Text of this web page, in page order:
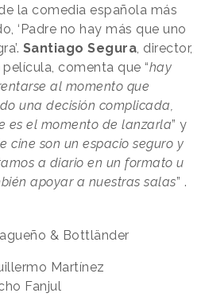
la comedia española más
‘Padre no hay más que uno
Santiago Segura, director,
comenta que “hay
al momento que
una decisión complicada,
es el momento de lanzarla” y
cine son un espacio seguro y
a diario en un formato u
apoyar a nuestras salas” .
& Bottländer
Martínez
Fanjul